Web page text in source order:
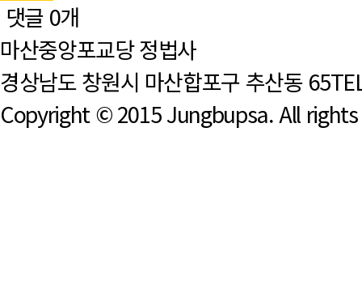
댓글 0개
마산중앙포교당 정법사
경상남도 창원시 마산합포구 추산동 65
Copyright © 2015 Jungbupsa. All